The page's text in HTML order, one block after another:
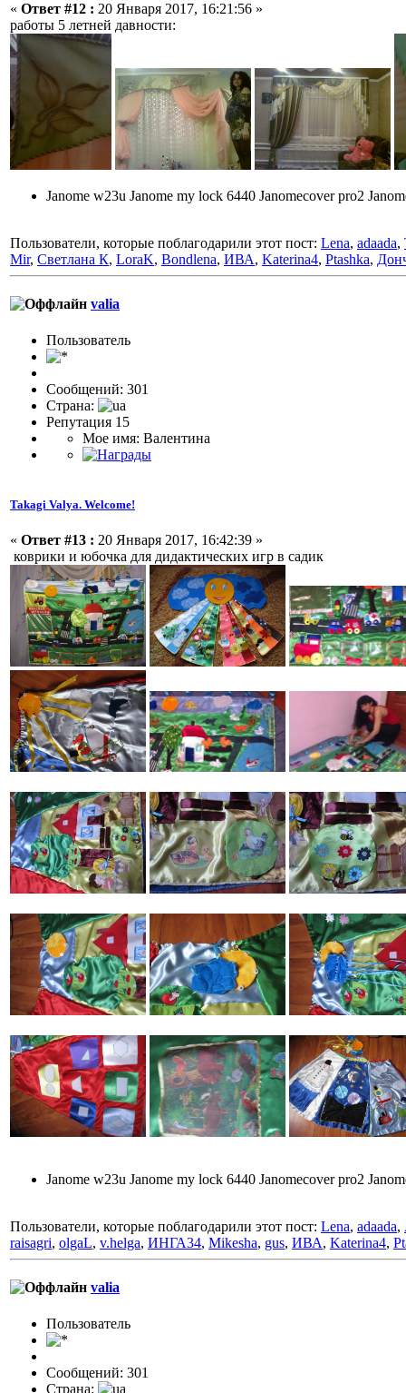
« Ответ #12 : 20 Января 2017, 16:21:56 »
работы 5 летней давности:
Janome w23u Janome my lock 6440 Janomecover pro2
Пользователи, которые поблагодарили этот пост: Lena, adaada,
Mir, Светлана К, LoraK, Bondlena, ИВА, Katerina4, Ptashka,
valia
Пользовaтeль
Сообщений: 301
Страна:
Репутация 15
Мое имя: Валентина
Takagi Valya. Welcome!
« Ответ #13 : 20 Января 2017, 16:42:39 »
коврики и юбочка для дидактических игр в садик
Janome w23u Janome my lock 6440 Janomecover pro2
Пользователи, которые поблагодарили этот пост: Lena, adaada,
raisagri, olgaL, v.helga, ИНГА34, Mikesha, gus, ИВА, Katerina4,
valia
Пользовaтeль
Сообщений: 301
Страна: